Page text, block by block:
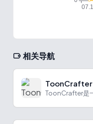
相关导航
ToonCrafter